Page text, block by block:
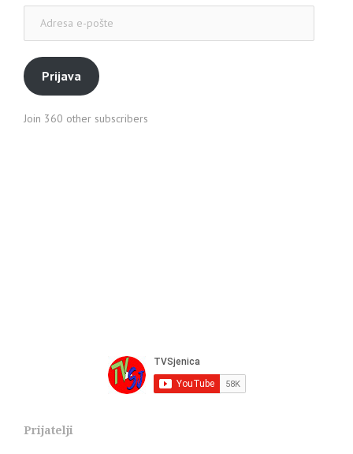
pošte
Prijava
Join 360 other subscribers
Prijatelji